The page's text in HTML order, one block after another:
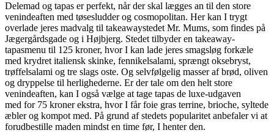
Delemad og tapas er perfekt, når der skal lægges an til den store
venindeaften med tøsesludder og cosmopolitan. Her kan I trygt
overlade jeres madvalg til takeawaystedet Mr. Mums, som findes på
Jægergårdsgade og i Højbjerg. Stedet tilbyder en takeaway-
tapasmenu til 125 kroner, hvor I kan lade jeres smagsløg forkæle
med krydret italiensk skinke, fennikelsalami, sprængt oksebryst,
trøffelsalami og tre slags oste. Og selvfølgelig masser af brød, oliven
og dryppelse til herlighederne. Er der tale om den helt store
venindeaften, kan I også vælge at tage tapas de luxe-udgaven
med for 75 kroner ekstra, hvor I får foie gras terrine, brioche, syltede
æbler og kompot med. På grund af stedets popularitet anbefaler vi at
forudbestille maden mindst en time før, I henter den.